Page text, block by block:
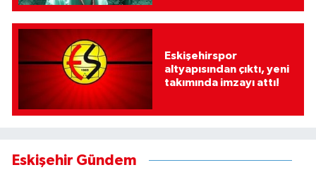
Eskişehirspor
altyapısından çıktı, yeni
takımında imzayı attı!
Eskişehir Gündem